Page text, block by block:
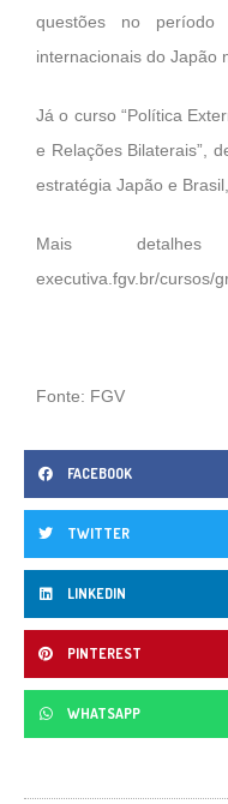
questões no
internacionais do Japão
Já o curso “Política
e Relações Bilaterais”,
estratégia Japão e
Mais
executiva.fgv.br/cursos/
Fonte: FGV
FACEBOOK
TWITTER
LINKEDIN
PINTEREST
WHATSAPP